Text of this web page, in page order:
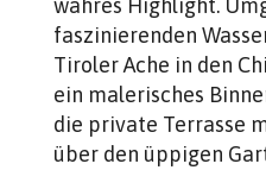
wahres Highlight.
faszinierenden
Tiroler Ache in den
ein malerisches
die private Terrasse
über den üppigen